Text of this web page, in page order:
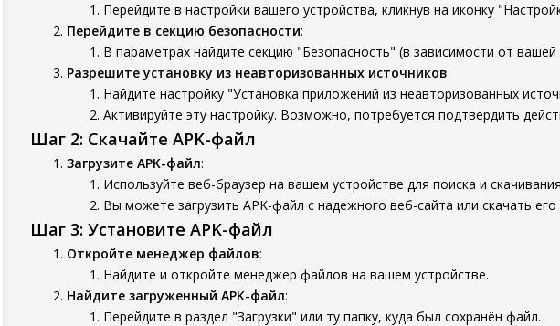
Перейдите в настройки вашего устройства, кликнув на иконку
Перейдите в секцию безопасности:
В параметрах найдите секцию "Безопасность" (в зависимости от вашей
Разрешите установку из неавторизованных источников:
Найдите настройку "Установка приложений из неавторизованных
Активируйте эту настройку. Возможно, потребуется подтвердить
Шаг 2: Скачайте APK-файл
Загрузите APK-файл:
Используйте веб-браузер на вашем устройстве для поиска и
Вы можете загрузить APK-файл с надежного веб-сайта или скачать
Шаг 3: Установите APK-файл
Откройте менеджер файлов:
Найдите и откройте менеджер файлов на вашем устройстве.
Найдите загруженный APK-файл:
Перейдите в раздел "Загрузки" или ту папку, куда был сохранён файл.